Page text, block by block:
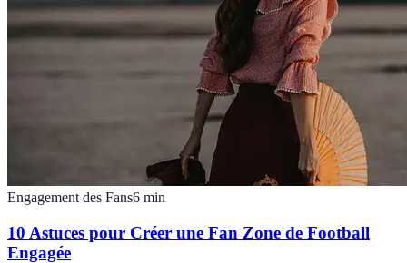
Engagement des Fans6 min
10 Astuces pour Créer une Fan Zone de Football
Engagée